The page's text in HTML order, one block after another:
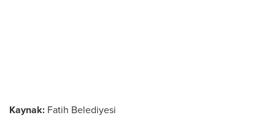
Kaynak: Fatih Belediyesi